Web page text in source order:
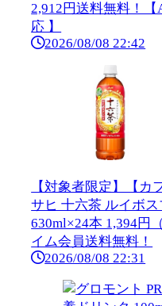
2,912円送料無料！
応 】
2026/08/08 22:42
【対象者限定】【カ
サヒ 十六茶 ルイボス
630ml×24本 1,394円
イム会員送料無料！
2026/08/08 22:31